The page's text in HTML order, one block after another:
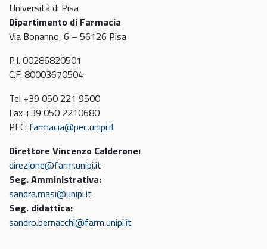
Università di Pisa
Dipartimento di Farmacia
Via Bonanno, 6 – 56126 Pisa
P.I. 00286820501
C.F. 80003670504
Tel +39 050 221 9500
Fax +39 050 2210680
PEC: farmacia@pec.unipi.it
Direttore Vincenzo Calderone:
direzione@farm.unipi.it
Seg. Amministrativa:
sandra.masi@unipi.it
Seg. didattica:
sandro.bernacchi@farm.unipi.it